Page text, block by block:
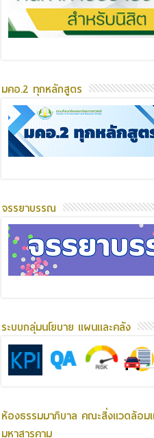
มคอ.2 ทุกหลักสูตร
จรรยาบรรณ
ระบบกลุ่มนโยบาย แผนและคลัง
ห้องธรรมมาภิบาล คณะสิ่งแวดล้อม
มหาสารคาม